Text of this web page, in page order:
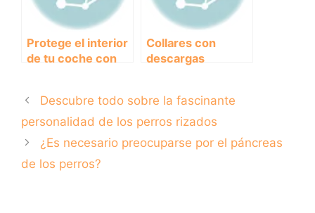
Protege el interior
de tu coche con
perros.
Collares con
descargas
efectivos o
peligrosos?
Descubre todo sobre la fascinante
personalidad de los perros rizados
¿Es necesario preocuparse por el páncreas
de los perros?